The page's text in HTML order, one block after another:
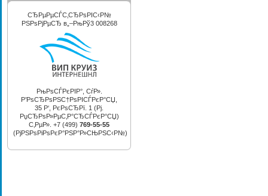
СЂРµРµСЃС‚СЂРѕРІС‹Р№
РЅРѕРјРµСЂ в„–РњРў3 008268
РњРѕСЃРєРІР°, СѓР».
Р’РѕСЂРѕРЅС†РѕРІСЃРєР°СЏ,
35 Р‘, РєРѕСЂРї. 1 (Рј.
РџСЂРѕР»РµС‚Р°СЂСЃРєР°СЏ)
С‚РµР». +7 (499) 769-55-55
(РјРЅРѕРіРѕРєР°РЅР°Р»СЊРЅС‹Р№)